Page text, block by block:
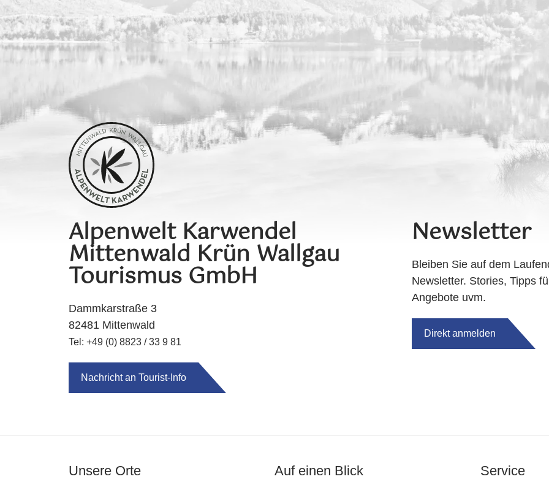
Alpenwelt Karwendel
Mittenwald Krün Wallgau
Tourismus GmbH
Dammkarstraße 3
82481 Mittenwald
Tel: +49 (0) 8823 / 33 9 81
Nachricht an Tourist-Info
Newsletter
Bleiben Sie auf dem
Newsletter. Stories, Tipps
Angebote uvm.
Direkt anmelden
Unsere Orte Auf einen Blick Service